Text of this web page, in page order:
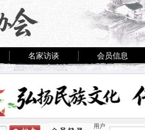
名家访谈 会员信息
用户